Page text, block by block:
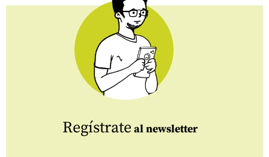
Regístrate al newsletter